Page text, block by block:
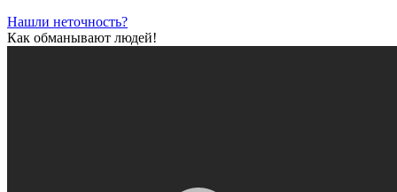
Нашли неточность?
Как обманывают людей!